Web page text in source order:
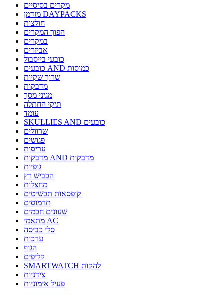
מקרים בסיסיים
מזדמן DAYPACKS
חולצות
הפוך המקרים
במקרים
אביזרים
כובעי בייסבול
כובעים AND כמוסות
שרוך שקיות
מדבקות
מגיני מסך
תיקי החתלה
עומד
SKULLIES AND כובעים
שרוולים
פגושים
עריסות
מדבקות AND מדבקות
גופיות
הכביש רץ
מחצלות
קופסאות תכשיטים
תרמוסים
שעונים חכמים
מתאמי AC
סלי כביסה
ערכות
הגוף
קליפים
SMARTWATCH להקות
צידניות
פעיל אימוניות